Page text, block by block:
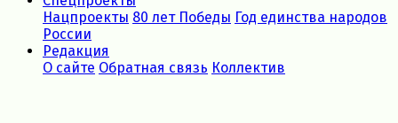
Нацпроекты 80 лет Победы Год единства народов
России
Редакция
О сайте Обратная связь Коллектив